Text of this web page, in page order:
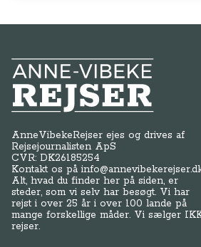
Anne-Vibeke Rejser
AnneVibekeRejser ejes og drives af
Rejsejournalisten ApS
CVR: DK26185254
Kontakt os på
Alt, hvad du finder her på siden, er
steder, som vi selv har besøgt. Vi har
rejst i over 25 år i over 100 lande på
mange forskellige måder. Vi sælger
rejser.